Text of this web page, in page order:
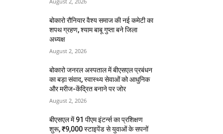
बोकारो रौनियार वैश्य समाज की नई कमेटी का
शपथ ग्रहण, श्याम बाबू गुप्ता बने जिला
अध्यक्ष
August 2, 2026
बोकारो जनरल अस्पताल में बीएसएल प्रबंधन
का बड़ा संवाद, स्वास्थ्य सेवाओं को आधुनिक
और मरीज-केंद्रित बनाने पर जोर
August 2, 2026
बीएसएल में 91 पीएम इंटर्न्स का प्रशिक्षण
शुरू, ₹9,000 स्टाइपेंड से युवाओं के सपनों